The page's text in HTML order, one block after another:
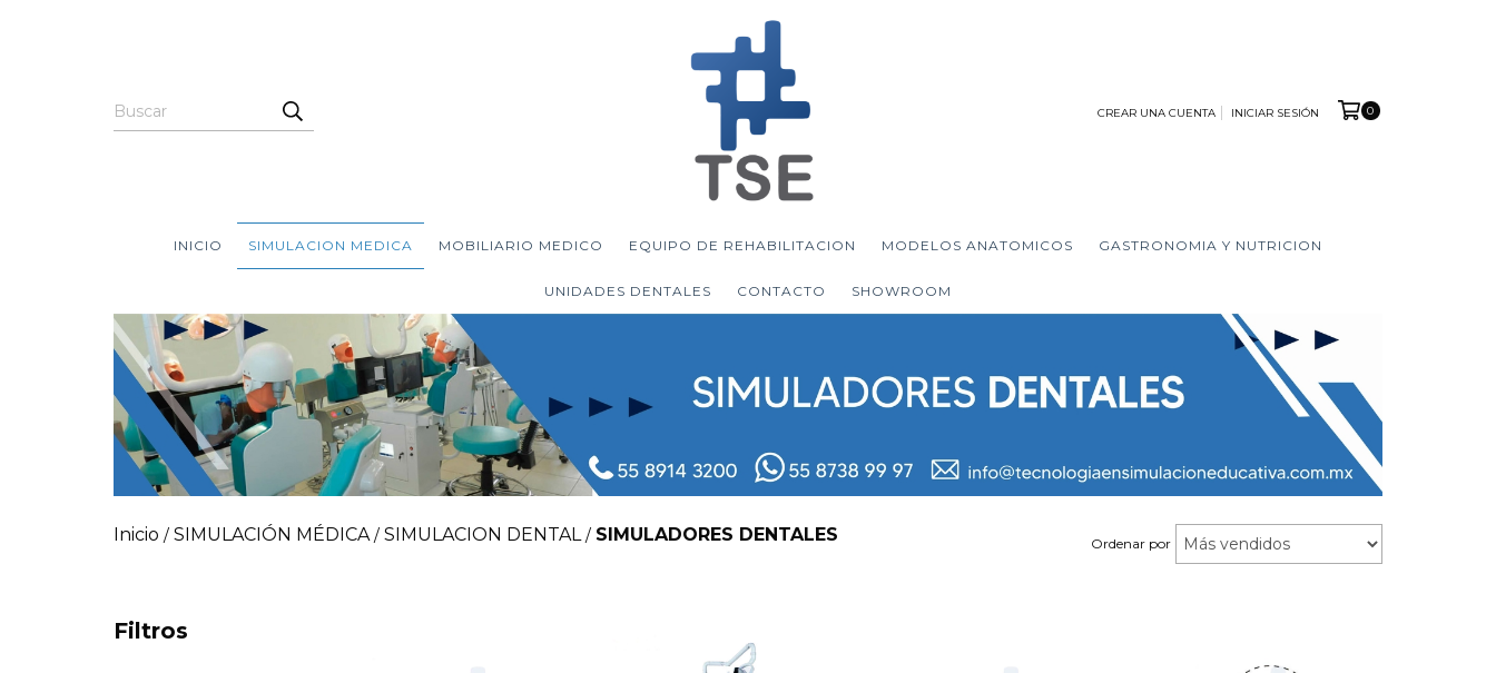
CREAR UNA CUENTA INICIAR SESIÓN 0
INICIO SIMULACION MEDICA MOBILIARIO MEDICO EQUIPO DE REHABILITACION MODELOS ANATOMICOS GASTRONOMIA Y NUTRICION
UNIDADES DENTALES CONTACTO SHOWROOM
Inicio / SIMULACIÓN MÉDICA / SIMULACION DENTAL / SIMULADORES DENTALES Ordenar por
Filtros